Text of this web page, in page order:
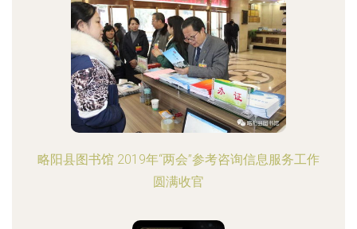
略阳县图书馆 2019年“两会”参考咨询信息服务工作
圆满收官